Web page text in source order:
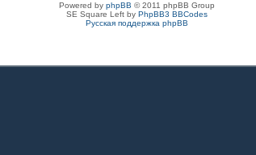
Powered by phpBB © 2011 phpBB Group
SE Square Left by PhpBB3 BBCodes
Русская поддержка phpBB